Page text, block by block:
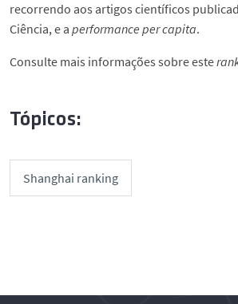
recorrendo aos artigos científicos
Ciência, e a performance per capita.
Consulte mais informações sobre este
Tópicos:
Shanghai ranking